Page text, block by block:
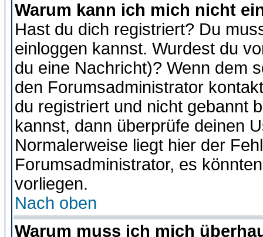
Warum kann ich mich nicht
Hast du dich registriert? Du
einloggen kannst. Wurdest du
du eine Nachricht)? Wenn dem
den Forumsadministrator
du registriert und nicht gebannt
kannst, dann überprüfe deinen
Normalerweise liegt hier der
Forumsadministrator, es
vorliegen.
Nach oben
Warum muss ich mich